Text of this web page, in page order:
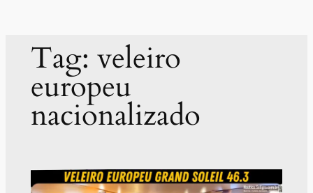
Tag: veleiro
europeu
nacionalizado